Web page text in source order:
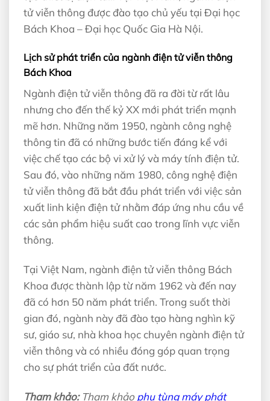
tử viễn thông được đào tạo chủ yếu tại Đại học
Bách Khoa – Đại học Quốc Gia Hà Nội.
Lịch sử phát triển của ngành điện tử viễn thông
Bách Khoa
Ngành điện tử viễn thông đã ra đời từ rất lâu
nhưng cho đến thế kỷ XX mới phát triển mạnh
mẽ hơn. Những năm 1950, ngành công nghệ
thông tin đã có những bước tiến đáng kể với
việc chế tạo các bộ vi xử lý và máy tính điện tử.
Sau đó, vào những năm 1980, công nghệ điện
tử viễn thông đã bắt đầu phát triển với việc sản
xuất linh kiện điện tử nhằm đáp ứng nhu cầu về
các sản phẩm hiệu suất cao trong lĩnh vực viễn
thông.
Tại Việt Nam, ngành điện tử viễn thông Bách
Khoa được thành lập từ năm 1962 và đến nay
đã có hơn 50 năm phát triển. Trong suốt thời
gian đó, ngành này đã đào tạo hàng nghìn kỹ
sư, giáo sư, nhà khoa học chuyên ngành điện tử
viễn thông và có nhiều đóng góp quan trọng
cho sự phát triển của đất nước.
Tham khảo: Tham khảo phụ tùng máy phát